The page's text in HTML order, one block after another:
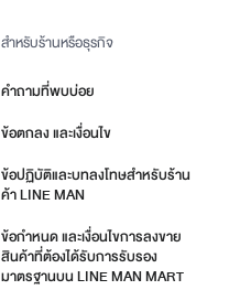
สำหรับร้านหรือธุรกิจ
คำถามที่พบบ่อย
ข้อตกลง และเงื่อนไข
ข้อปฏิบัติและบทลงโทษสำหรับร้าน
ค้า LINE MAN
ข้อกำหนด และเงื่อนไขการลงขาย
สินค้าที่ต้องได้รับการรับรอง
มาตรฐานบน LINE MAN MART